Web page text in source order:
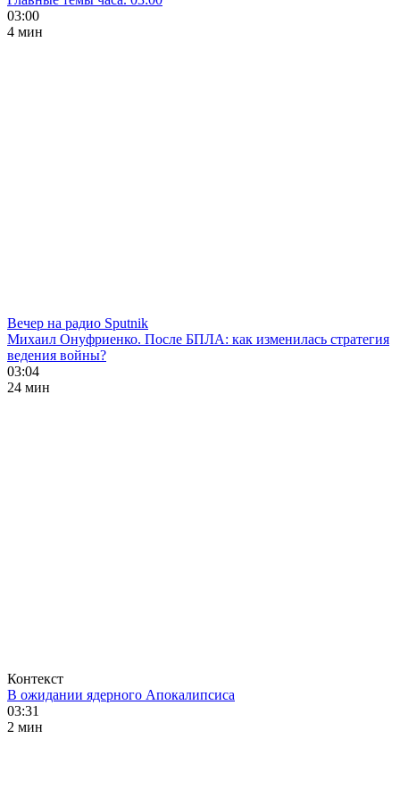
03:00
4 мин
Вечер на радио Sputnik
Михаил Онуфриенко. После БПЛА: как изменилась стратегия
ведения войны?
03:04
24 мин
Контекст
В ожидании ядерного Апокалипсиса
03:31
2 мин